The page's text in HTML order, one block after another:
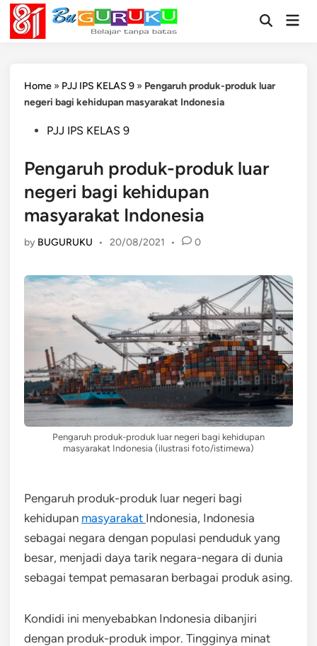
Skip
content
OpenMain
Home » PJJ IPS KELAS 9 » Pengaruh produk-produk luar
negeri bagi kehidupan masyarakat Indonesia
PostedPJJ IPS KELAS 9
Pengaruh produk-produk luar
negeri bagi kehidupan
masyarakat Indonesia
by BUGURUKU • 20/08/2021 • 0
Pengaruh produk-produk luar negeri bagi kehidupan
masyarakat Indonesia (ilustrasi foto/istimewa)
Pengaruh produk-produk luar negeri bagi
kehidupan masyarakat Indonesia, Indonesia
sebagai negara dengan populasi penduduk yang
besar, menjadi daya tarik negara-negara di dunia
sebagai tempat pemasaran berbagai produk asing.
Kondidi ini menyebabkan Indonesia dibanjiri
dengan produk-produk impor. Tingginya minat